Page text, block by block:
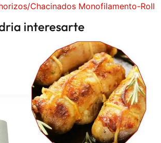
Chacinados Monofilamento-Roll
interesarte